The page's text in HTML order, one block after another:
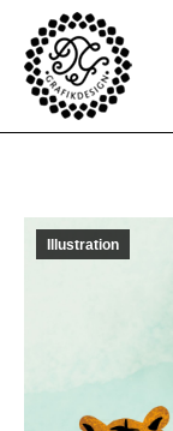
Illustration